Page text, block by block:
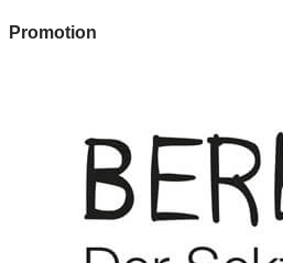
Promotion